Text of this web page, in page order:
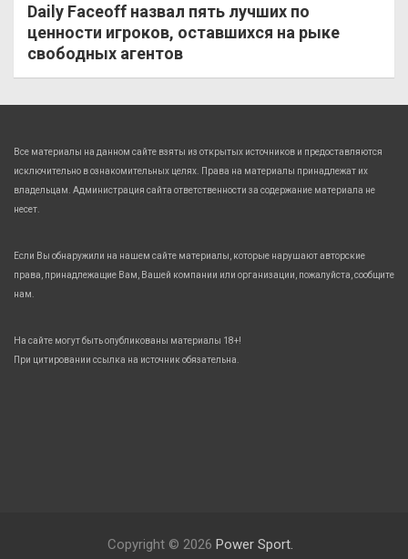
Daily Faceoff назвал пять лучших по
ценности игроков, оставшихся на рыке
свободных агентов
Все материалы на данном сайте взяты из открытых источников и предоставляются
исключительно в ознакомительных целях. Права на материалы принадлежат их
владельцам. Администрация сайта ответственности за содержание материала не
несет.
Если Вы обнаружили на нашем сайте материалы, которые нарушают авторские
права, принадлежащие Вам, Вашей компании или организации, пожалуйста, сообщите
нам.
На сайте могут быть опубликованы материалы 18+!
При цитировании ссылка на источник обязательна.
Copyright © 2026 Power Sport.